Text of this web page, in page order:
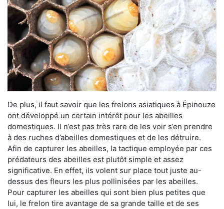
De plus, il faut savoir que les frelons asiatiques à Épinouze
ont développé un certain intérêt pour les abeilles
domestiques. Il n’est pas très rare de les voir s’en prendre
à des ruches d’abeilles domestiques et de les détruire.
Afin de capturer les abeilles, la tactique employée par ces
prédateurs des abeilles est plutôt simple et assez
significative. En effet, ils volent sur place tout juste au-
dessus des fleurs les plus pollinisées par les abeilles.
Pour capturer les abeilles qui sont bien plus petites que
lui, le frelon tire avantage de sa grande taille et de ses